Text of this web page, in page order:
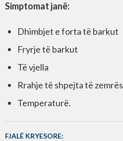
Simptomat janë:
Dhimbjet e forta të barkut
Fryrje të barkut
Të vjella
Rrahje të shpejta të zemrës
Temperaturë.
FJALË KRYESORE: